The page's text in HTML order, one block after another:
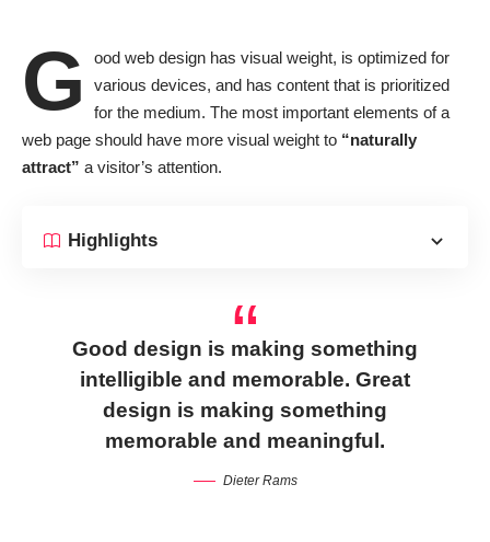
G ood web design has visual weight, is optimized for
various devices, and has content that is prioritized
for the medium. The most important elements of a
web page should have more visual weight to “naturally
attract” a visitor’s attention.
Highlights
Good design is making something
intelligible and memorable. Great
design is making something
memorable and meaningful.
Dieter Rams